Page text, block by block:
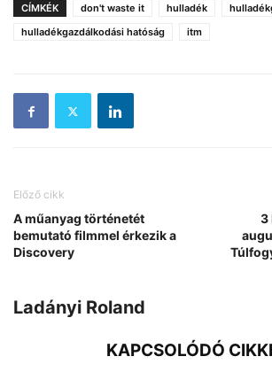
CÍMKÉK don't waste it hulladék
hulladékgazdálkodási hatóság
itm
Előző cikk
A műanyag történetét
bemutató filmmel érkezik a
Discovery
3
Ladányi Roland
KAPCSOLÓDÓ